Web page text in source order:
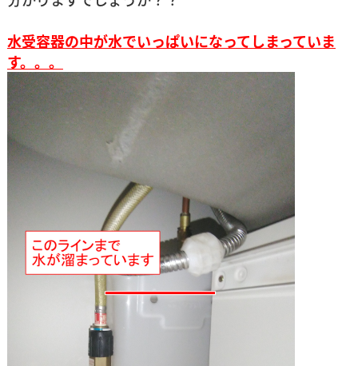
水受容器の中が水でいっぱいになってしまっていま
す。。。